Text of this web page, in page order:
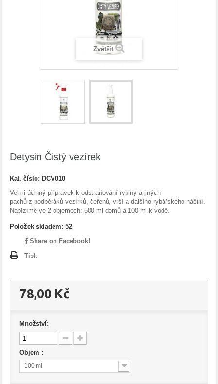
Zvětšit
Detysin Čistý vezírek
Kat. číslo: DCV010
Velmi účinný přípravek k odstraňování rybiny a jiných
pachů z podběráků vezírků, čeřenů, vrší a dalšího rybářského náčiní.
Nabízíme ve 2 objemech: 500 ml domů a 100 ml k vodě.
Položek skladem: 52
Share on Facebook!
Tisk
78,00 Kč
Množství:
Objem :
100 ml